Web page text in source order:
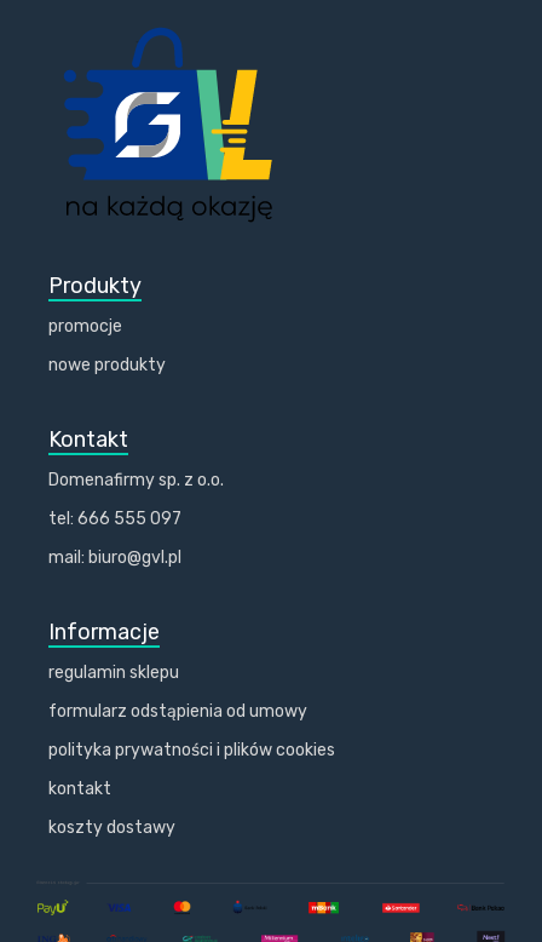
Produkty
promocje
nowe produkty
Kontakt
Domenafirmy sp. z o.o.
tel: 666 555 097
mail: biuro@gvl.pl
Informacje
regulamin sklepu
formularz odstąpienia od umowy
polityka prywatności i plików cookies
kontakt
koszty dostawy